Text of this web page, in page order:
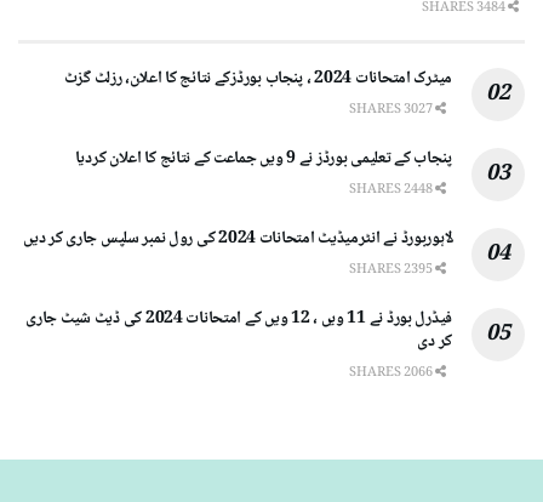
میٹرک امتحانات 2024 ، پنجاب بورڈزکے نتائج کا اعلان، رزلٹ گزٹ
پنجاب کے تعلیمی بورڈز نے 9 ویں جماعت کے نتائج کا اعلان کردیا
لاہوربورڈ نے انٹرمیڈیٹ امتحانات 2024 کی رول نمبر سلپس جاری کر دیں
فیڈرل بورڈ نے 11 ویں ، 12 ویں کے امتحانات 2024 کی ڈیٹ شیٹ جاری
کر دی